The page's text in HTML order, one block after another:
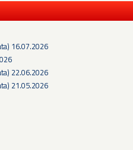
16.07.2026
22.06.2026
21.05.2026